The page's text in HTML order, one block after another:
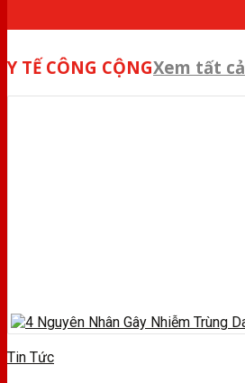
Y TẾ CÔNG CỘNGXem tất cả
Tin Tức